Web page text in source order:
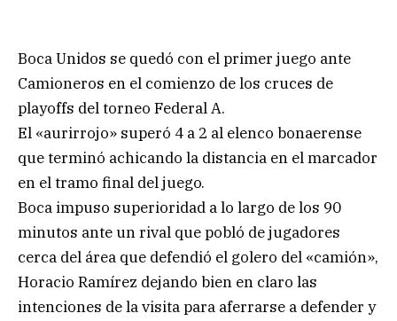
Boca Unidos se quedó con el primer juego ante
Camioneros en el comienzo de los cruces de
playoffs del torneo Federal A.
El «aurirrojo» superó 4 a 2 al elenco bonaerense
que terminó achicando la distancia en el marcador
en el tramo final del juego.
Boca impuso superioridad a lo largo de los 90
minutos ante un rival que pobló de jugadores
cerca del área que defendió el golero del «camión»,
Horacio Ramírez dejando bien en claro las
intenciones de la visita para aferrarse a defender y